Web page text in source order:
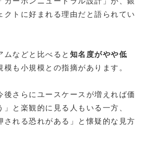
クトに好まれる理由だと語られてい
ムなどと比べると 知名度がやや低
模も小規模との指摘があります。
後さらにユースケースが増えれば価
と楽観的に見る人もいる一方、
される恐れがある」と懐疑的な見方